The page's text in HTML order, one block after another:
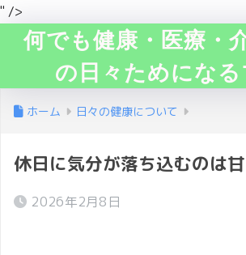
" />
何でも健康・医療・
の日々ためにな
ホーム 日々の健康について
休日に気分が落ち込むのは
2026年2月8日